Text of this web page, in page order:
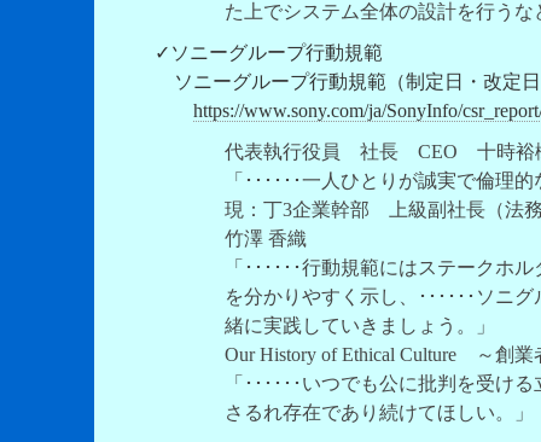
た上でシステム全体の設計を行うな
✓ソニーグループ行動規範
ソニーグループ行動規範（制定日・改定日
https://www.sony.com/ja/SonyInfo/
代表執行役員 社長 CEO 十時裕
「･･････一人ひとりが誠実で倫理
現：丁3企業幹部 上級副社長（法
竹澤 香織
「･･････行動規範にはステークホ
を分かりやすく示し、･･････ソニ
緒に実践していきましょう。」
Our History of Ethical Culture ～創業
「･･････ いつでも公に批判を受ける
さるれ存在であり続けてほしい。」